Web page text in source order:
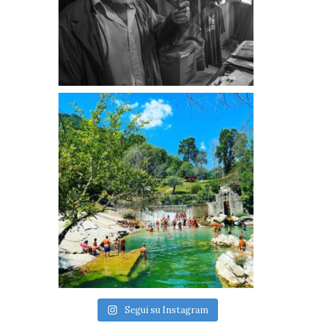
Segui su Instagram